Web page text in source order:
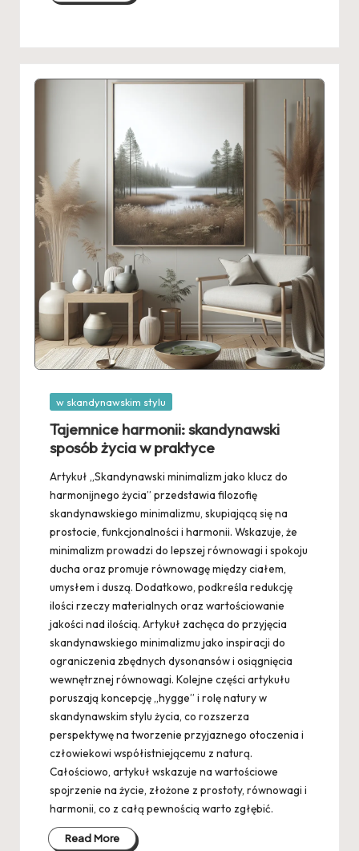
Posted
w skandynawskim stylu
Tajemnice harmonii: skandynawski
sposób życia w praktyce
Artykuł „Skandynawski minimalizm jako klucz do
harmonijnego życia” przedstawia filozofię
skandynawskiego minimalizmu, skupiającą się na
prostocie, funkcjonalności i harmonii. Wskazuje, że
minimalizm prowadzi do lepszej równowagi i spokoju
ducha oraz promuje równowagę między ciałem,
umysłem i duszą. Dodatkowo, podkreśla redukcję
ilości rzeczy materialnych oraz wartościowanie
jakości nad ilością. Artykuł zachęca do przyjęcia
skandynawskiego minimalizmu jako inspiracji do
ograniczenia zbędnych dysonansów i osiągnięcia
wewnętrznej równowagi. Kolejne części artykułu
poruszają koncepcję „hygge” i rolę natury w
skandynawskim stylu życia, co rozszerza
perspektywę na tworzenie przyjaznego otoczenia i
człowiekowi współistniejącemu z naturą.
Całościowo, artykuł wskazuje na wartościowe
spojrzenie na życie, złożone z prostoty, równowagi i
harmonii, co z całą pewnością warto zgłębić.
Read More